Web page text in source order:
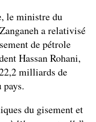
le ministre du
a relativisé
de pétrole
Hassan Rohani,
milliards de
pays.
du gisement et